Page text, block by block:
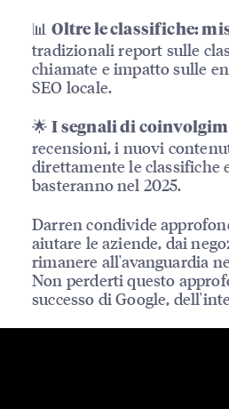
📊Oltre le classifiche:
tradizionali report sulle
chiamate e impatto sulle
SEO locale.
🌟I segnali di
recensioni, i nuovi
direttamente le classifiche
basteranno nel 2025.
Darren condivide
aiutare le aziende, dai
rimanere all'avanguardia
Non perderti questo
successo di Google,